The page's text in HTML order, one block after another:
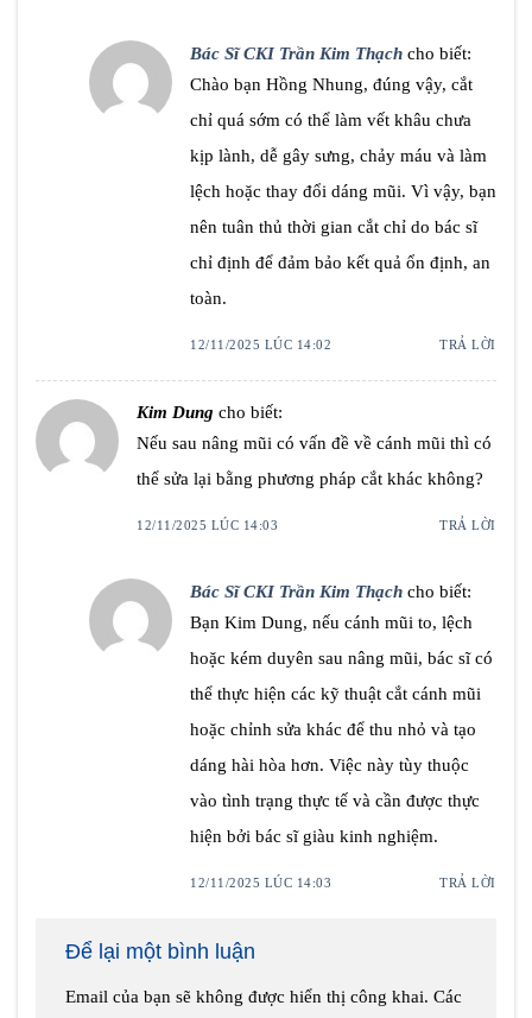
Bác Sĩ CKI Trần Kim Thạch cho biết:
Chào bạn Hồng Nhung, đúng vậy, cắt
chỉ quá sớm có thể làm vết khâu chưa
kịp lành, dễ gây sưng, chảy máu và làm
lệch hoặc thay đổi dáng mũi. Vì vậy, bạn
nên tuân thủ thời gian cắt chỉ do bác sĩ
chỉ định để đảm bảo kết quả ổn định, an
toàn.
12/11/2025 LÚC 14:02 TRẢ LỜI
Kim Dung cho biết:
Nếu sau nâng mũi có vấn đề về cánh mũi thì có
thể sửa lại bằng phương pháp cắt khác không?
12/11/2025 LÚC 14:03 TRẢ LỜI
Bác Sĩ CKI Trần Kim Thạch cho biết:
Bạn Kim Dung, nếu cánh mũi to, lệch
hoặc kém duyên sau nâng mũi, bác sĩ có
thể thực hiện các kỹ thuật cắt cánh mũi
hoặc chỉnh sửa khác để thu nhỏ và tạo
dáng hài hòa hơn. Việc này tùy thuộc
vào tình trạng thực tế và cần được thực
hiện bởi bác sĩ giàu kinh nghiệm.
12/11/2025 LÚC 14:03 TRẢ LỜI
Để lại một bình luận
Email của bạn sẽ không được hiển thị công khai. Các